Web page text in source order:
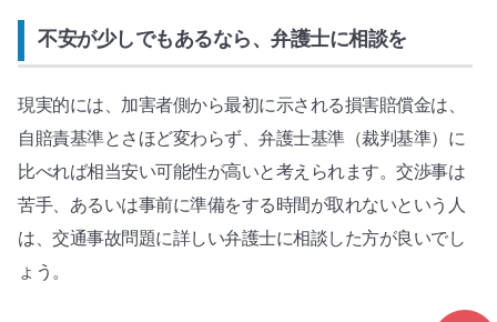
不安が少しでもあるなら、弁護士に相談を
現実的には、加害者側から最初に示される損害賠償金は、
自賠責基準とさほど変わらず、弁護士基準（裁判基準）に
比べれば相当安い可能性が高いと考えられます。交渉事は
苦手、あるいは事前に準備をする時間が取れないという人
は、交通事故問題に詳しい弁護士に相談した方が良いでし
ょう。